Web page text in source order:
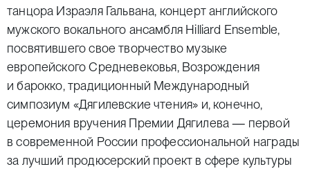
танцора Израэля Гальвана, концерт английского
мужского вокального ансамбля Hilliard Ensemble,
посвятившего свое творчество музыке
европейского Средневековья, Возрождения
и барокко, традиционный Международный
симпозиум «Дягилевские чтения» и, конечно,
церемония вручения Премии Дягилева — первой
в современной России профессиональной награды
за лучший продюсерский проект в сфере культуры